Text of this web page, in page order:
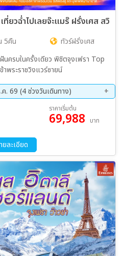
ยวฉ่ำไปเลยจ๊ะแมร๊ ฝรั่งเศส สวิต
5คืน
ทัวร์ฝรั่งเศส
นครบในครั้งเดียว พิชิตจุงเฟรา Top
พระราชวิงแวร์ซายน์
. 69 (4 ช่วงวันเดินทาง)
09 ต.ค. 69 - 16 ต.ค. 69
02 ธ.ค. 69 - 09 ธ.ค. 69
ราคาเริ่มต้น
69,988 บาท
ยละเอียด